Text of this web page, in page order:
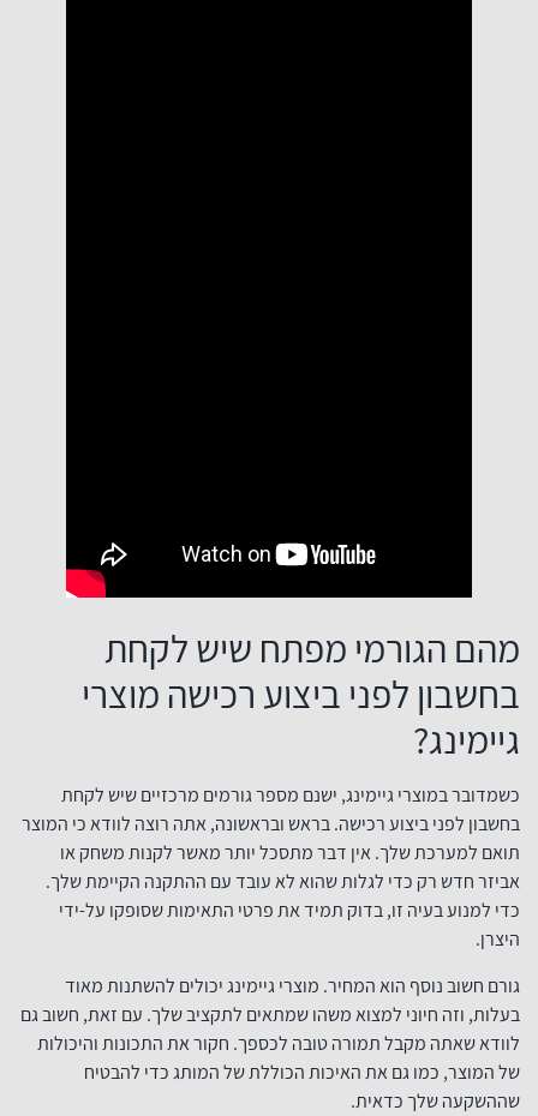
מהם הגורמי מפתח שיש לקחת
בחשבון לפני ביצוע רכישה מוצרי
גיימינג?
כשמדובר במוצרי גיימינג, ישנם מספר גורמים מרכזיים שיש לקחת
בחשבון לפני ביצוע רכישה. בראש ובראשונה, אתה רוצה לוודא כי המוצר
תואם למערכת שלך. אין דבר מתסכל יותר מאשר לקנות משחק או
אביזר חדש רק כדי לגלות שהוא לא עובד עם ההתקנה הקיימת שלך.
כדי למנוע בעיה זו, בדוק תמיד את פרטי התאימות שסופקו על-ידי
היצרן.
גורם חשוב נוסף הוא המחיר. מוצרי גיימינג יכולים להשתנות מאוד
בעלות, וזה חיוני למצוא משהו שמתאים לתקציב שלך. עם זאת, חשוב גם
לוודא שאתה מקבל תמורה טובה לכספך. חקור את התכונות והיכולות
של המוצר, כמו גם את האיכות הכוללת של המותג כדי להבטיח
שההשקעה שלך כדאית.